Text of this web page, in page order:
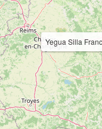
Yegua Silla